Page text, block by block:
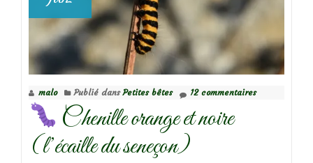
malo Publié dansPetites bêtes 12 commentaires
Chenille orange et noire
(l’écaille du seneçon)